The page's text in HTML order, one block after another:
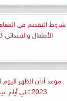
شروط التقديم في
الأطفال والابتدائي 2023-2024
2023 ثاني أيام عيد الأضحى